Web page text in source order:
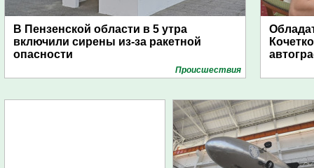
В Пензенской области в 5 утра
включили сирены из-за ракетной
опасности
Проиcшествия